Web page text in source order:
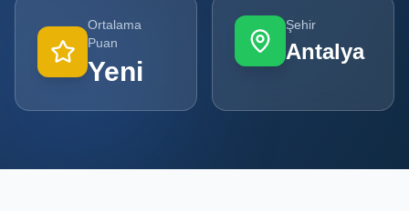
POPÜLER
KATEGORILER
Şişe ve Kavanoz Üreticileri
Ambalaj Üreticileri
Ortalama
Puan
Yeni
Şehir
Antalya